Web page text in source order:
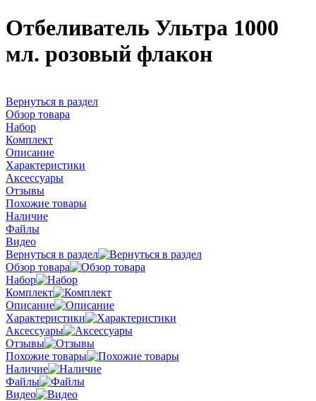
Отбеливатель Ультра 1000
мл. розовый флакон
Вернуться в раздел
Обзор товара
Набор
Комплект
Описание
Характеристики
Аксессуары
Отзывы
Похожие товары
Наличие
Файлы
Видео
Вернуться в раздел
Обзор товара
Набор
Комплект
Описание
Характеристики
Аксессуары
Отзывы
Похожие товары
Наличие
Файлы
Видео